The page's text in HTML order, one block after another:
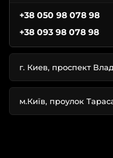
+38 050 98 078 98
+38 093 98 078 98
г. Киев, проспект
м.Київ, проулок